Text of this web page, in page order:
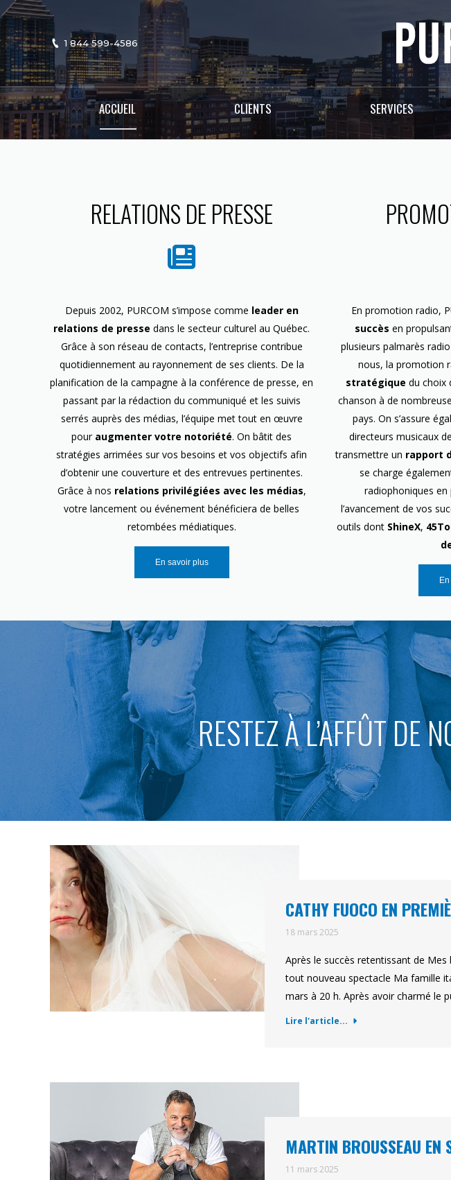
1 844 599-4586
ACCUEIL CLIENTS SERVICES
RELATIONS DE PRESSE
Depuis 2002, PURCOM s’impose comme leader en
relations de presse dans le secteur culturel au Québec.
Grâce à son réseau de contacts, l’entreprise contribue
quotidiennement au rayonnement de ses clients. De la
planification de la campagne à la conférence de presse, en
passant par la rédaction du communiqué et les suivis
serrés auprès des médias, l’équipe met tout en œuvre
pour augmenter votre notoriété. On bâtit des
stratégies arrimées sur vos besoins et vos objectifs afin
d’obtenir une couverture et des entrevues pertinentes.
Grâce à nos relations privilégiées avec les médias,
votre lancement ou événement bénéficiera de belles
retombées médiatiques.
En savoir plus
En promotion radio,
succès en
plusieurs palmarès
nous, la promotion
stratégique du choix
chanson à de
pays. On s’assure
directeurs musicaux
transmettre un rapport
se charge
radiophoniques en
l’avancement de vos
outils dont ShineX,
RESTEZ À L’AFFÛT DE
CATHY FUOCO EN
18 mars 2025
Après le succès retentissant de
tout nouveau spectacle Ma famille
mars à 20 h. Après avoir charmé le
Lire l'article...
MARTIN BROUSSEAU EN
11 mars 2025